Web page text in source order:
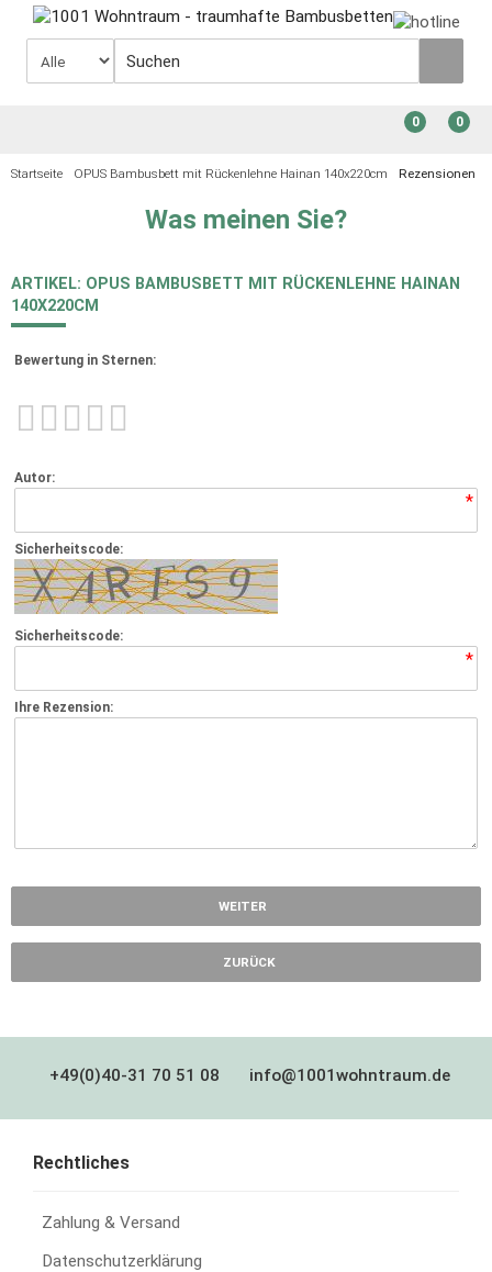
0
0
Startseite OPUS Bambusbett mit Rückenlehne Hainan 140x220cm Rezensionen
Was meinen Sie?
ARTIKEL: OPUS BAMBUSBETT MIT RÜCKENLEHNE HAINAN
140X220CM
Bewertung in Sternen:
Autor:
*
Sicherheitscode:
Sicherheitscode:
*
Ihre Rezension:
WEITER
ZURÜCK
+49(0)40-31 70 51 08 info@1001wohntraum.de
Rechtliches
Zahlung & Versand
Datenschutzerklärung